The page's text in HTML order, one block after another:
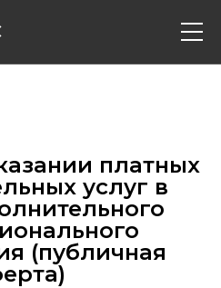
Расписание
Вебинары
платных
услуг в
(публичная